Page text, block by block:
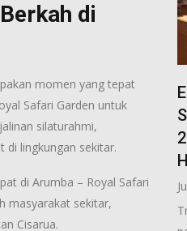
di
momen yang tepat
Safari Garden untuk
silaturahmi,
di lingkungan sekitar.
di Arumba – Royal Safari
masyarakat sekitar,
Cisarua.